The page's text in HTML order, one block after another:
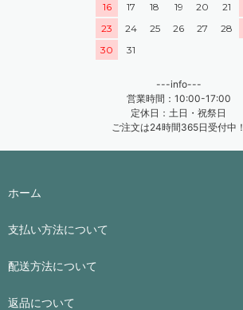
16
17 18 19 20 21
23
24 25 26 27 28
30
31
---info---
営業時間：10:00-17:00
定休日：土日・祝祭日
ご注文は24時間365日受付中！
ホーム
支払い方法について
配送方法について
返品について